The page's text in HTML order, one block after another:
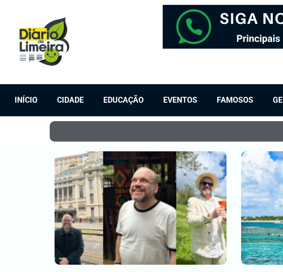
INÍCIO CIDADE EDUCAÇÃO EVENTOS FAMOSOS